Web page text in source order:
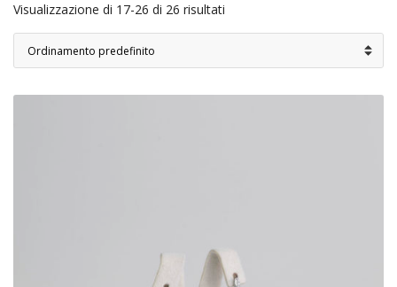
Visualizzazione di 17-26 di 26 risultati